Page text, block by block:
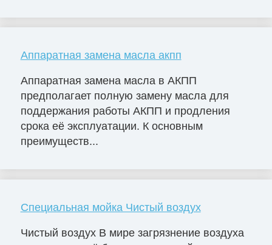
Аппаратная замена масла акпп
Аппаратная замена масла в АКПП
предполагает полную замену масла для
поддержания работы АКПП и продления
срока её эксплуатации. К основным
преимуществ...
Специальная мойка Чистый воздух
Чистый воздух В мире загрязнение воздуха